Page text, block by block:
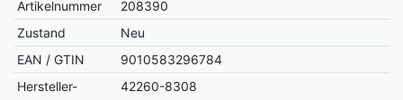
Artikelnummer
208390
Zustand
Neu
EAN / GTIN
9010583296784
Hersteller-
42260-8308